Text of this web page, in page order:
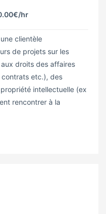
/hr
clientèle
de projets sur les
droits des affaires
contrats etc.), des
intellectuelle (ex
rencontrer à la